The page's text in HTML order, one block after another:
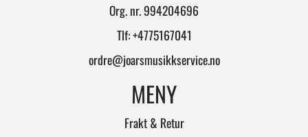
Org. nr. 994204696
Tlf:+4775167041
ordre@joarsmusikkservice.no
MENY
Frakt & Retur